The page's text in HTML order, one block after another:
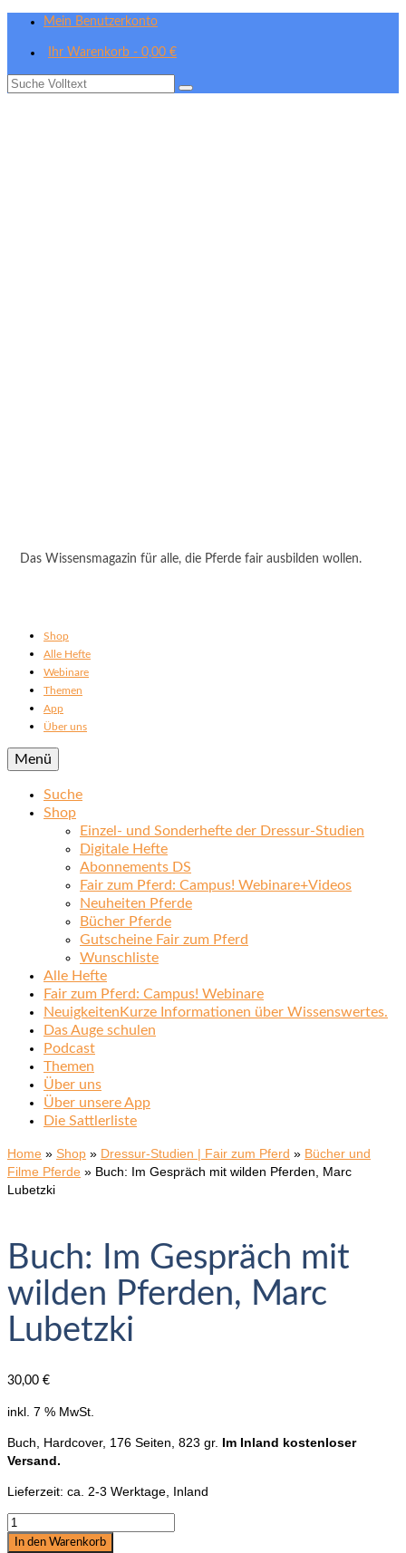
Mein Benutzerkonto
Ihr Warenkorb - 0,00 €
Suche
Das Wissensmagazin für alle, die Pferde fair ausbilden wollen.
Shop
Alle Hefte
Webinare
Themen
App
Über uns
Menü
Suche
Shop
Einzel- und Sonderhefte der Dressur-Studien
Digitale Hefte
Abonnements DS
Fair zum Pferd: Campus! Webinare+Videos
Neuheiten Pferde
Bücher Pferde
Gutscheine Fair zum Pferd
Wunschliste
Alle Hefte
Fair zum Pferd: Campus! Webinare
Neuigkeiten Kurze Informationen über Wissenswertes.
Das Auge schulen
Podcast
Themen
Über uns
Über unsere App
Die Sattlerliste
Home » Shop » Dressur-Studien | Fair zum Pferd » Bücher und
Filme Pferde » Buch: Im Gespräch mit wilden Pferden, Marc
Lubetzki
Buch: Im Gespräch mit
wilden Pferden, Marc
Lubetzki
30,00 €
inkl. 7 % MwSt.
Buch, Hardcover, 176 Seiten, 823 gr. Im Inland kostenloser
Versand.
Lieferzeit: ca. 2-3 Werktage, Inland
Buch:
ImIn den Warenkorb